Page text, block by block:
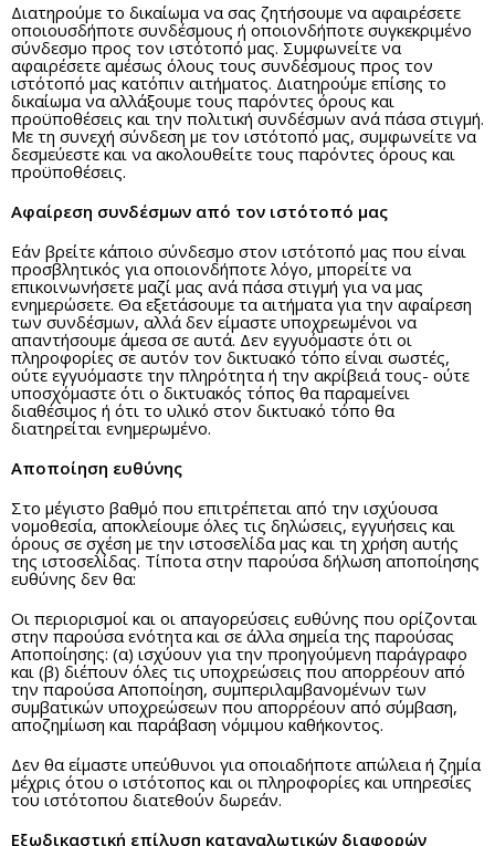
Διατηρούμε το δικαίωμα να σας ζητήσουμε να αφαιρέσετε
οποιουσδήποτε συνδέσμους ή οποιονδήποτε συγκεκριμένο
σύνδεσμο προς τον ιστότοπό μας. Συμφωνείτε να
αφαιρέσετε αμέσως όλους τους συνδέσμους προς τον
ιστότοπό μας κατόπιν αιτήματος. Διατηρούμε επίσης το
δικαίωμα να αλλάξουμε τους παρόντες όρους και
προϋποθέσεις και την πολιτική συνδέσμων ανά πάσα στιγμή.
Με τη συνεχή σύνδεση με τον ιστότοπό μας, συμφωνείτε να
δεσμεύεστε και να ακολουθείτε τους παρόντες όρους και
προϋποθέσεις.
Αφαίρεση συνδέσμων από τον ιστότοπό μας
Εάν βρείτε κάποιο σύνδεσμο στον ιστότοπό μας που είναι
προσβλητικός για οποιονδήποτε λόγο, μπορείτε να
επικοινωνήσετε μαζί μας ανά πάσα στιγμή για να μας
ενημερώσετε. Θα εξετάσουμε τα αιτήματα για την αφαίρεση
των συνδέσμων, αλλά δεν είμαστε υποχρεωμένοι να
απαντήσουμε άμεσα σε αυτά. Δεν εγγυόμαστε ότι οι
πληροφορίες σε αυτόν τον δικτυακό τόπο είναι σωστές,
ούτε εγγυόμαστε την πληρότητα ή την ακρίβειά τους- ούτε
υποσχόμαστε ότι ο δικτυακός τόπος θα παραμείνει
διαθέσιμος ή ότι το υλικό στον δικτυακό τόπο θα
διατηρείται ενημερωμένο.
Αποποίηση ευθύνης
Στο μέγιστο βαθμό που επιτρέπεται από την ισχύουσα
νομοθεσία, αποκλείουμε όλες τις δηλώσεις, εγγυήσεις και
όρους σε σχέση με την ιστοσελίδα μας και τη χρήση αυτής
της ιστοσελίδας. Τίποτα στην παρούσα δήλωση αποποίησης
ευθύνης δεν θα:
Οι περιορισμοί και οι απαγορεύσεις ευθύνης που ορίζονται
στην παρούσα ενότητα και σε άλλα σημεία της παρούσας
Αποποίησης: (α) ισχύουν για την προηγούμενη παράγραφο
και (β) διέπουν όλες τις υποχρεώσεις που απορρέουν από
την παρούσα Αποποίηση, συμπεριλαμβανομένων των
συμβατικών υποχρεώσεων που απορρέουν από σύμβαση,
αποζημίωση και παράβαση νόμιμου καθήκοντος.
Δεν θα είμαστε υπεύθυνοι για οποιαδήποτε απώλεια ή ζημία
μέχρις ότου ο ιστότοπος και οι πληροφορίες και υπηρεσίες
του ιστότοπου διατεθούν δωρεάν.
Εξωδικαστική επίλυση καταναλωτικών διαφορών